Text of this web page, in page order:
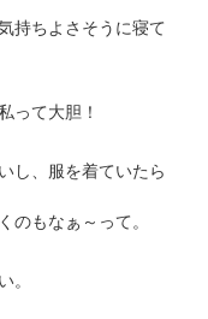
持ちよさそうに寝て
って大胆！
し、服を着ていたら
のもなぁ～って。
。